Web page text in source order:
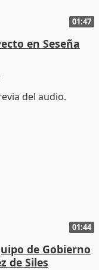
01:47
en Seseña
01:44
de Gobierno
de Siles